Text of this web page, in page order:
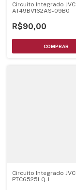
Circuito Integrado JVC
AT49BV162AS-09B0
R$90,00
Circuito Integrado JVC
PTC6525LQ-L